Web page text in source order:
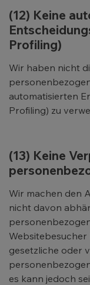
(12) Keine
Profiling)
Wir haben nicht
automatisierten
Profiling) zu
(13) Keine
Wir machen den
nicht davon
gesetzliche oder
es kann jedoch